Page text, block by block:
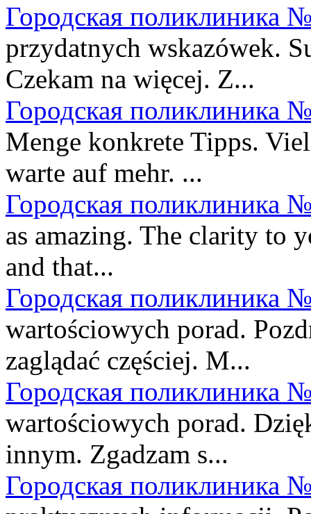
Городская поликлиника
przydatnych wskazówek.
Czekam na więcej. Z...
Городская поликлиника
Menge konkrete Tipps.
warte auf mehr. ...
Городская поликлиника
as amazing. The clarity to
and that...
Городская поликлиника
wartościowych porad.
zaglądać częściej. M...
Городская поликлиника
wartościowych porad.
innym. Zgadzam s...
Городская поликлиника